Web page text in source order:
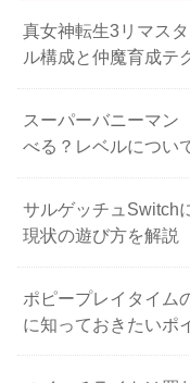
真女神転生3リマス
ル構成と仲魔育成テ
スーパーバニーマン
べる？レベルについ
サルゲッチュSwitch
現状の遊び方を解説
ポピープレイタイム
に知っておきたいポ